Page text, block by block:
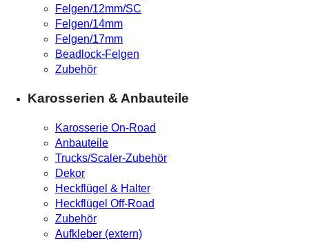
Felgen/12mm/SC
Felgen/14mm
Felgen/17mm
Beadlock-Felgen
Zubehör
Karosserien & Anbauteile
Karosserie On-Road
Anbauteile
Trucks/Scaler-Zubehör
Dekor
Heckflügel & Halter
Heckflügel Off-Road
Zubehör
Aufkleber (extern)